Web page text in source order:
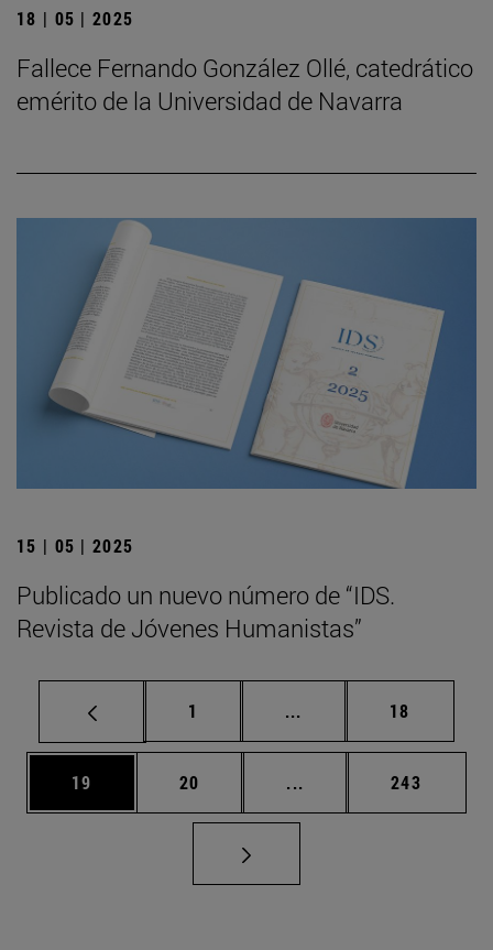
18 | 05 | 2025
Fallece Fernando González Ollé, catedrático
emérito de la Universidad de Navarra
15 | 05 | 2025
Publicado un nuevo número de “IDS.
Revista de Jóvenes Humanistas”
Página
1 ... Páginas intermedias
Página
18
Página
19 Página
20 ... Páginas intermedias
Página
243